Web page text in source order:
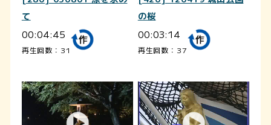
て
00:04:45
再生回数：31
の桜
00:03:14
再生回数：37